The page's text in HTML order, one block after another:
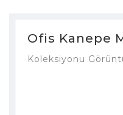
Ofis Kanepe
Koleksiyonu